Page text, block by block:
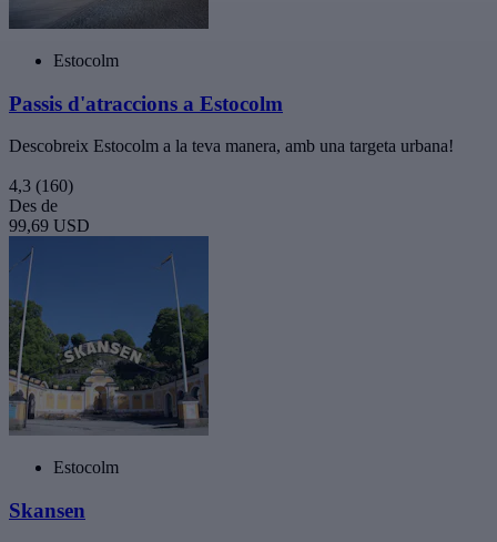
Estocolm
Passis d'atraccions a Estocolm
Descobreix Estocolm a la teva manera, amb una targeta urbana!
4,3 (160)
Des de
99,69 USD
Estocolm
Skansen